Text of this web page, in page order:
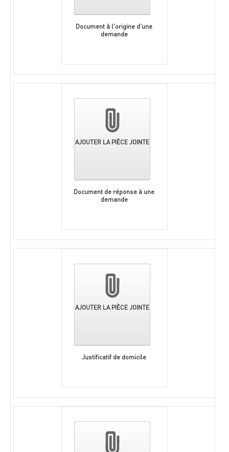
Document à l'origine d'une
demande
AJOUTER LA PIÈCE JOINTE
Document de réponse à une
demande
AJOUTER LA PIÈCE JOINTE
Justificatif de domicile